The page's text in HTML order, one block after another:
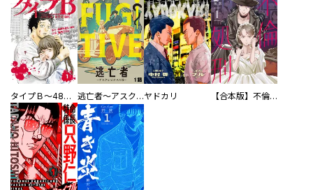
タイプＢ～48時間後、致死率100％～【単話】 逃亡者～アスクレピオスの杖～ヤドカリ 【合本版】不倫処刑